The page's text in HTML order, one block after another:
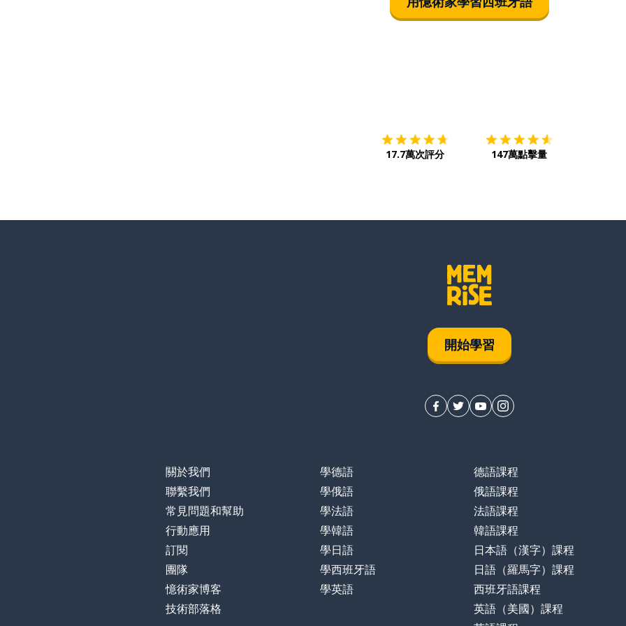
17.7萬次評分 147萬點擊量
開始學習
關於我們
聯繫我們
常見問題和幫助
行動應用
訂閱
團隊
憶術家博客
技術部落格
學德語
學俄語
學法語
學韓語
學日語
學西班牙語
學英語
德語課程
俄語課程
法語課程
韓語課程
日本語（漢字）課程
日語（羅馬字）課程
西班牙語課程
英語（美國）課程